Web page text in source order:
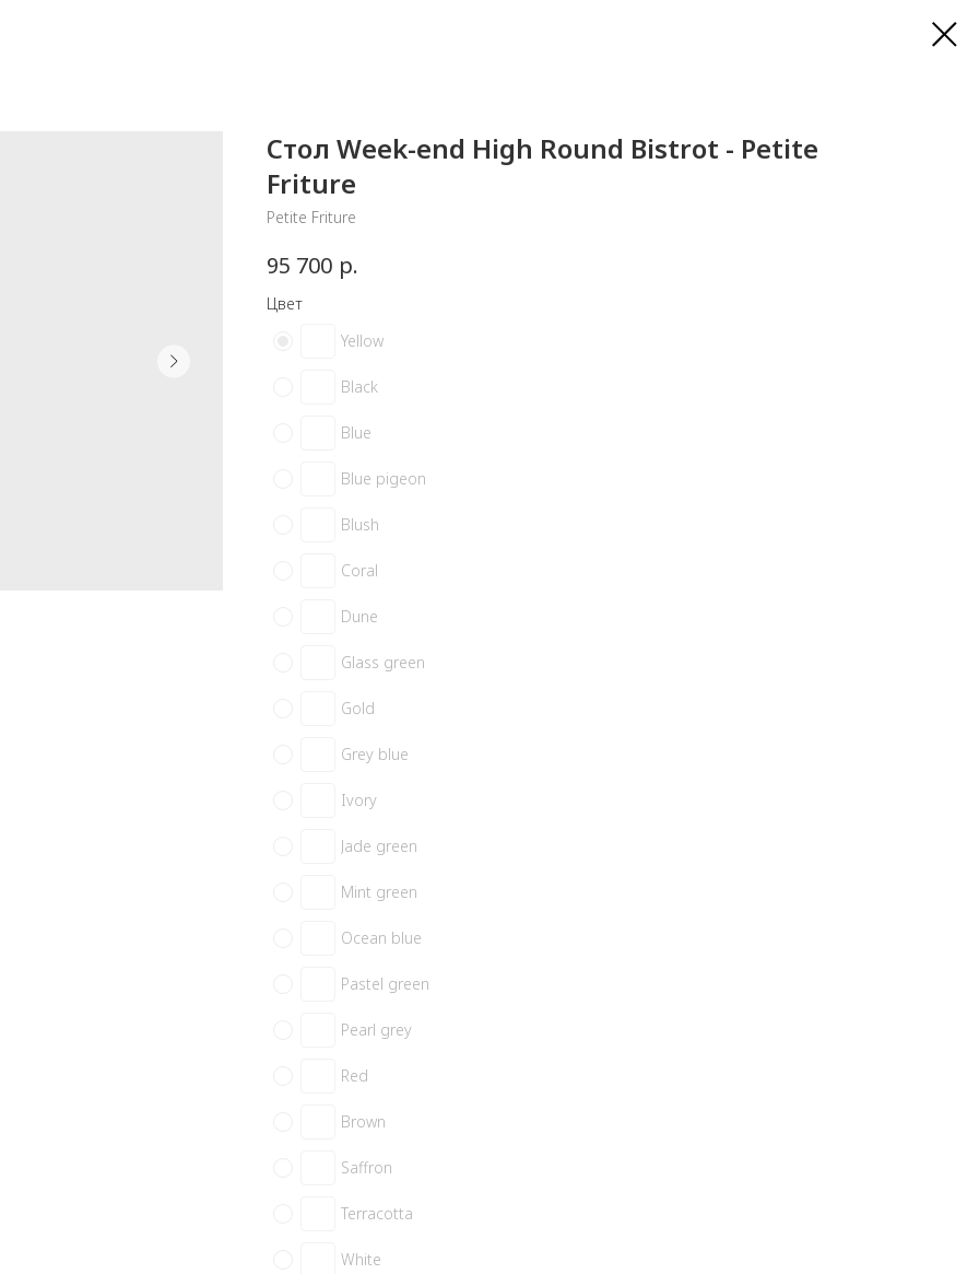
Стол Week-end High Round Bistrot - Petite
Friture
Petite Friture
95 700 р.
Цвет
Yellow
Black
Blue
Blue pigeon
Blush
Coral
Dune
Glass green
Gold
Grey blue
Ivory
Jade green
Mint green
Ocean blue
Pastel green
Pearl grey
Red
Brown
Saffron
Terracotta
White